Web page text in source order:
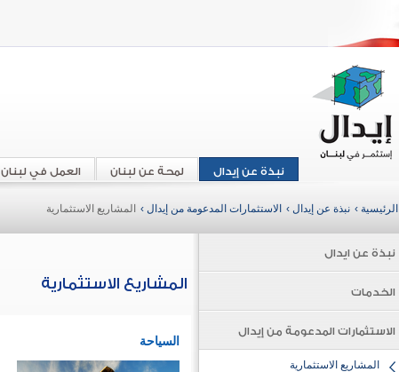
العمل في لبنان لمحة عن لبنان نبذة عن إيدال
الرئيسية › نبذة عن إيدال › الاستثمارات المدعومة من إيدال › المشاريع الاستثمارية
نبذة عن ايدال
الخدمات
الاستثمارات المدعومة من إيدال
المشاريع الاستثمارية
المشاريع الاستثمارية
السياحة